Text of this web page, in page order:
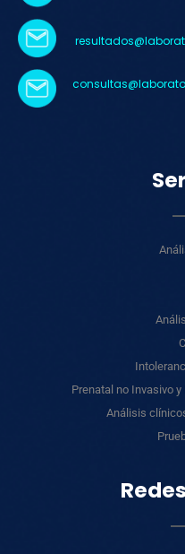
consultas@
Prenatal no Invasivo
Análisis